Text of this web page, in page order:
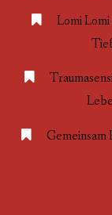
Lomi Lomi
Gemeinsam